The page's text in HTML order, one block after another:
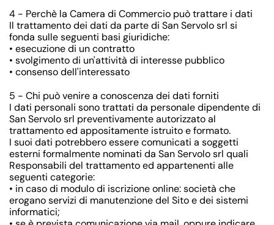
4 - Perchè la Camera di Commercio può trattare i dati
Il trattamento dei dati da parte di San Servolo srl si
fonda sulle seguenti basi giuridiche:
• esecuzione di un contratto
• svolgimento di un'attività di interesse pubblico
• consenso dell'interessato
5 - Chi può venire a conoscenza dei dati forniti
I dati personali sono trattati da personale dipendente di
San Servolo srl preventivamente autorizzato al
trattamento ed appositamente istruito e formato.
I suoi dati potrebbero essere comunicati a soggetti
esterni formalmente nominati da San Servolo srl quali
Responsabili del trattamento ed appartenenti alle
seguenti categorie:
• in caso di modulo di iscrizione online: società che
erogano servizi di manutenzione del Sito e dei sistemi
informatici;